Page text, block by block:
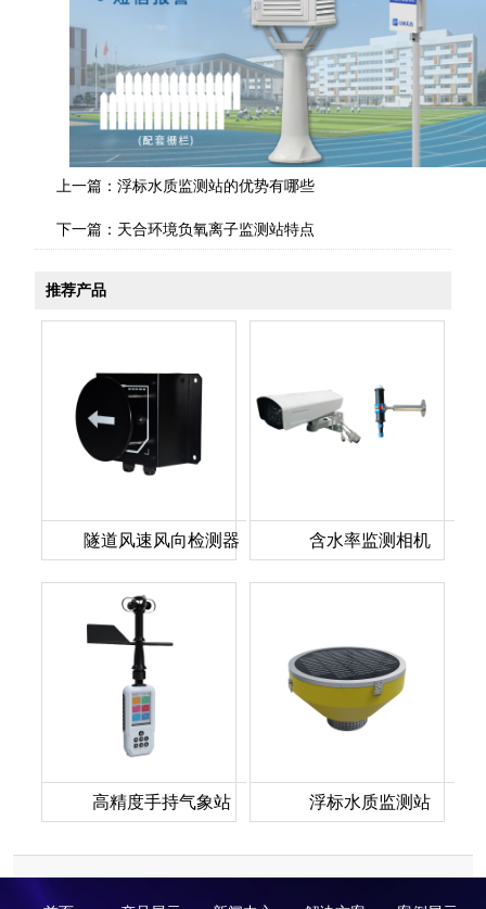
上一篇： 浮标水质监测站的优势有哪些
下一篇： 天合环境负氧离子监测站特点
推荐产品
隧道风速风向检测器 含水率监测相机
高精度手持气象站 浮标水质监测站